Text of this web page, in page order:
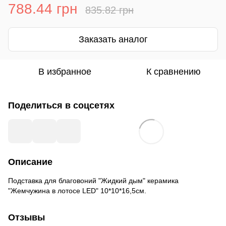
788.44 грн 835.82 грн
Заказать аналог
В избранное К сравнению
Поделиться в соцсетях
Описание
Подставка для благовоний "Жидкий дым" керамика
"Жемчужина в лотосе LED" 10*10*16,5см.
Отзывы